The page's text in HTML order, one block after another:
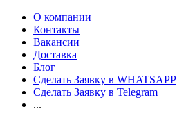
О компании
Контакты
Вакансии
Доставка
Блог
Сделать Заявку в WHATSAPP
Сделать Заявку в Telegram
...